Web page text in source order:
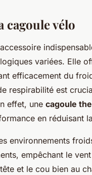
vélo
variées. Elle
efficacement du
respirabilité est
effet, une cagoule
en réduisant
environnements
empêchant le
et le cou bien au